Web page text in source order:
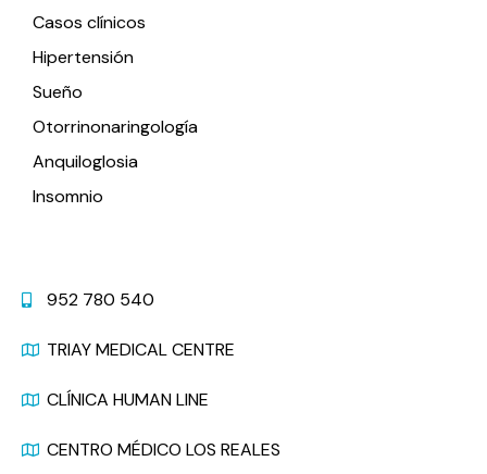
Casos clínicos
Hipertensión
Sueño
Otorrinonaringología
Anquiloglosia
Insomnio
952 780 540
TRIAY MEDICAL CENTRE
CLÍNICA HUMAN LINE
CENTRO MÉDICO LOS REALES